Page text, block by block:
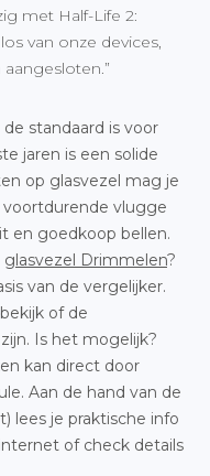
met Half-Life 2:
van onze devices,
standaard is voor
jaren is een solide
op glasvezel mag je
vlugge
en goedkoop bellen.
glasvezel Drimmelen?
van de vergelijker.
of de
Is het mogelijk?
kan direct door
Aan de hand van de
lees je praktische info
of check details